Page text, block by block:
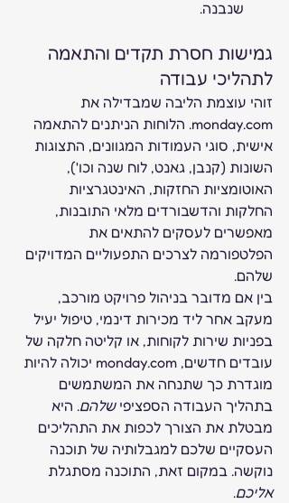
שנבנה.
גמישות חסרת תקדים והתאמה
לתהליכי עבודה
זוהי עוצמת הליבה שמבדילה את
monday.com. הלוחות הניתנים להתאמה
אישית, סוגי העמודות המגוונים, התצוגות
השונות (קנבן, גאנט, לוח שנה וכו'),
האוטומציות החזקות, האינטגרציות
החלקות והדשבורדים מלאי התובנות,
מאפשרים לעסקים להתאים את
הפלטפורמה לצרכים התפעוליים המדויקים
שלהם.
בין אם מדובר בניהול פרויקט מורכב,
מעקב אחר ליד מכירות דינמי, טיפול יעיל
בפניות שירות לקוחות, או קליטה חלקה של
עובדים חדשים, monday.com יכולה להיות
מוגדרת כך שתנחה את המשתמשים
בתהליך העבודה הספציפי שלהם. היא
מבטלת את הצורך לכפות את התהליכים
העסקיים שלכם למגבלותיה של תוכנה
נוקשה. במקום זאת, התוכנה מסתגלת
אליכם.